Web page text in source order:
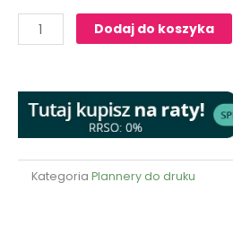
Dodaj do koszyka
Kategoria Plannery do druku